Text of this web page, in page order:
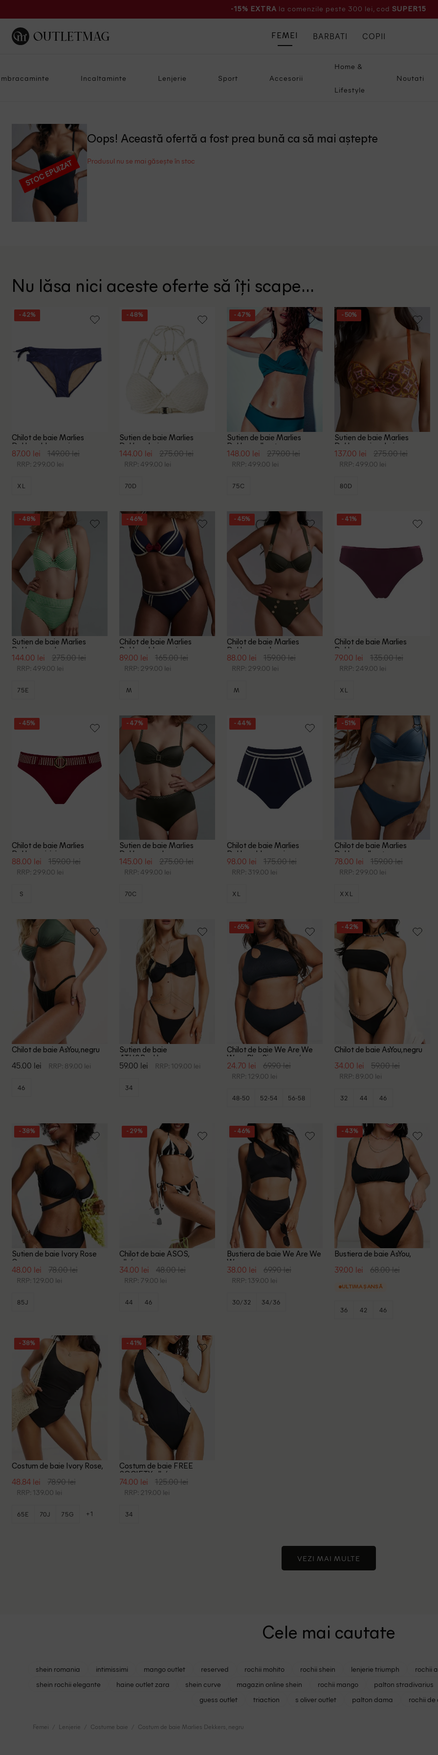
-15% EXTRA la comenzile peste 300 lei, cod SUPER15
Incaltaminte Lenjerie Sport Accesorii
Home &
Lifestyle
Noutati
FEMEI BARBATI COPII
STOC EPUIZAT
Oops! Această ofertă a fost prea bună ca să mai aștepte
Produsul nu se mai găsește în stoc
Nu lăsa nici aceste oferte să îți scape...
- 42%
Chilot de baie Marlies
Dekkers, bleumarin
87.00 lei 149.00 lei
RRP: 299.00 lei
XL
- 48%
Sutien de baie Marlies
Dekkers, bej
144.00 lei 275.00 lei
RRP: 499.00 lei
70D
- 47%
Sutien de baie Marlies
Dekkers, albastru
148.00 lei 279.00 lei
RRP: 499.00 lei
75C
- 50%
Sutien de baie Marlies
Dekkers, mix culori
137.00 lei 275.00 lei
RRP: 499.00 lei
80D
- 48%
Sutien de baie Marlies
Dekkers, verde
144.00 lei 275.00 lei
RRP: 499.00 lei
75E
- 46%
Chilot de baie Marlies
Dekkers, bleumarin
89.00 lei 165.00 lei
RRP: 299.00 lei
M
- 45%
Chilot de baie Marlies
Dekkers, verde
88.00 lei 159.00 lei
RRP: 299.00 lei
M
- 41%
Chilot de baie Marlies
Dekkers, pruna
79.00 lei 135.00 lei
RRP: 249.00 lei
XL
- 45%
Chilot de baie Marlies
Dekkers, visiniu
88.00 lei 159.00 lei
RRP: 299.00 lei
S
- 47%
Sutien de baie Marlies
Dekkers, verde
145.00 lei 275.00 lei
RRP: 499.00 lei
70C
- 44%
Chilot de baie Marlies
Dekkers, bleumarin
98.00 lei 175.00 lei
RRP: 319.00 lei
XL
- 51%
Chilot de baie Marlies
Dekkers, albastru
78.00 lei 159.00 lei
RRP: 299.00 lei
XXL
Chilot de baie AsYou, negru
45.00 lei RRP: 89.00 lei
46
Sutien de baie
4TH&Reckless, negru
59.00 lei RRP: 109.00 lei
34
- 65%
Chilot de baie We Are We
Wear Plus Size, negru/maro
24.70 lei 69.90 lei
RRP: 129.00 lei
48-50 52-54 56-58
- 42%
Chilot de baie AsYou, negru
34.00 lei 59.00 lei
RRP: 89.00 lei
32 44 46
- 38%
Sutien de baie Ivory Rose
Curve, negru
48.00 lei 78.00 lei
RRP: 129.00 lei
85J
- 29%
Chilot de baie ASOS,
alb/negru
34.00 lei 48.00 lei
RRP: 79.00 lei
44 46
- 46%
Bustiera de baie We Are We
Wear, negru
38.00 lei 69.90 lei
RRP: 139.00 lei
30/32 34/36
- 43%
Bustiera de baie AsYou,
39.00 lei 68.00 lei
ULTIMA ȘANSĂ
36 42 46
- 38%
Costum de baie Ivory Rose,
48.84 lei 78.90 lei
RRP: 139.00 lei
65E 70J 75G +1
- 41%
Costum de baie FREE
SOCIETY, alb/negru
74.00 lei 125.00 lei
RRP: 219.00 lei
34
VEZI MAI MULTE
Cele mai cautate
shein romania intimissimi mango outlet reserved rochii mohito rochii shein lenjerie triumph rochii
shein rochii elegante
haine outlet zara shein curve magazin online shein rochii mango palton stradivarius
guess outlet
triaction s oliver outlet palton dama rochii de
Femei Lenjerie Costume baie Costum de baie Marlies Dekkers, negru